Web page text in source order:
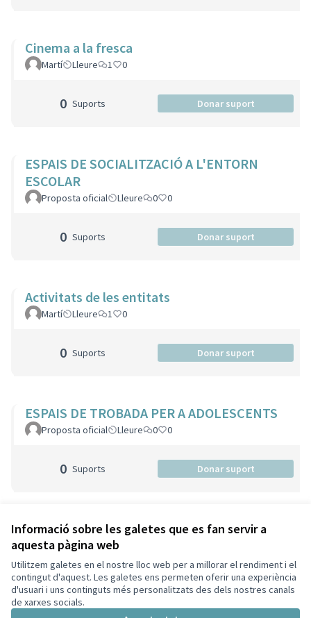
Informació sobre les galetes que es fan servir a
aquesta pàgina web
Utilitzem galetes en el nostre lloc web per a millorar el rendiment i el
contingut d'aquest. Les galetes ens permeten oferir una experiència
d'usuari i uns continguts més personalitzats des dels nostres canals
de xarxes socials.
Cinema a la fresca
Martí Lleure 1 0
0 Suports Donar suport
ESPAIS DE SOCIALITZACIÓ A L'ENTORN
ESCOLAR
Proposta oficial Lleure 0 0
0 Suports Donar suport
Activitats de les entitats
Martí Lleure 1 0
0 Suports Donar suport
ESPAIS DE TROBADA PER A ADOLESCENTS
Proposta oficial Lleure 0 0
0 Suports Donar suport
Veure totes les propostes retirades
Termes i condicions d'ús
Configuració de les galetes
Decidim Sant Cugat a X
(Enllaç extern)
Decidim Sant Cugat a Facebook
Decidim Sant Cugat a Instagram
Decidim Sant Cugat a GitHub
(Enllaç extern)